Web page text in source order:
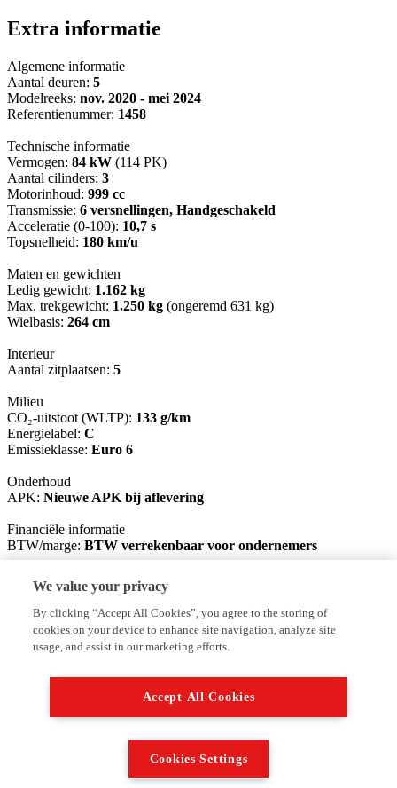
Extra informatie
Algemene informatie
Aantal deuren: 5
Modelreeks: nov. 2020 - mei 2024
Referentienummer: 1458
Technische informatie
Vermogen: 84 kW (114 PK)
Aantal cilinders: 3
Motorinhoud: 999 cc
Transmissie: 6 versnellingen, Handgeschakeld
Acceleratie (0-100): 10,7 s
Topsnelheid: 180 km/u
Maten en gewichten
Ledig gewicht: 1.162 kg
Max. trekgewicht: 1.250 kg (ongeremd 631 kg)
Wielbasis: 264 cm
Interieur
Aantal zitplaatsen: 5
Milieu
CO₂-uitstoot (WLTP): 133 g/km
Energielabel: C
Emissieklasse: Euro 6
Onderhoud
APK: Nieuwe APK bij aflevering
Financiële informatie
BTW/marge: BTW verrekenbaar voor ondernemers
BOVAG 40-Puntencheck:Ja
BOVAG Afleverbeurt:Ja
De geadverteerde prijs is RIJKLAAR. De auto wordt geleverd
inclusief APK, grote onderhoudsbeurt en volgens de BOVAG
overleg is het ook mogelijk deze auto buiten onze openingstijden te
komen bekijken. Wilt u meer informatie neem dan gerust contact
informatie aanvraag verzoeken wij u uw "ongewenste post" te
controleren. Wij merken dat onze reactie regelmatig daarin terecht
We value your privacy
By clicking “Accept All Cookies”, you agree to the storing of
cookies on your device to enhance site navigation, analyze site
usage, and assist in our marketing efforts.
Accept All Cookies
Cookies Settings